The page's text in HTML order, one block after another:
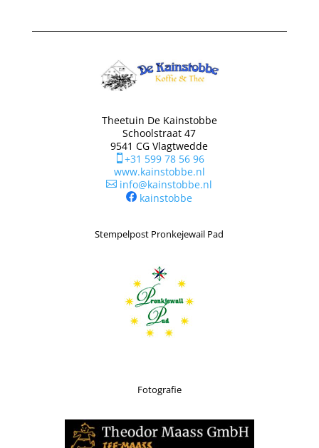
Theetuin De Kainstobbe
Schoolstraat 47
9541 CG Vlagtwedde
+31 599 78 56 96
www.kainstobbe.nl
 info@kainstobbe.nl
kainstobbe
Stempelpost Pronkejewail Pad
Fotografie